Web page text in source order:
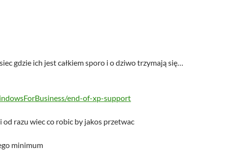
gdzie ich jest całkiem sporo i o dziwo trzymają się…
end-of-xp-support
razu wiec co robic by jakos przetwac
minimum